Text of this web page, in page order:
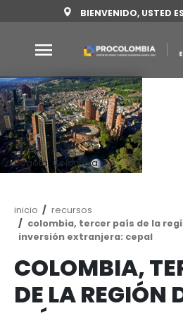
al
contenido
principal
BIENVENIDO,
Por
qué
Colombia
para
invertir
Sectores
para
invertir
Cómo
invertir
Bogotá, Colombia.
Ruta
de
navegación
inicio
recursos
colombia, tercer país
inversión extranjera: